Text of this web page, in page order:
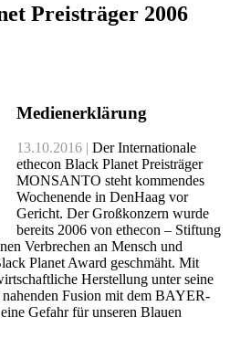
Preisträger 2006
Medienerklärung
13.10.2016 | Der Internationale
ethecon Black Planet Preisträger
MONSANTO steht kommendes
Wochenende in DenHaag vor
Gericht. Der Großkonzern wurde
bereits 2006 von ethecon – Stiftung
Verbrechen an Mensch und
Planet Award geschmäht. Mit
Herstellung unter seine
Fusion mit dem BAYER-
Gefahr für unseren Blauen